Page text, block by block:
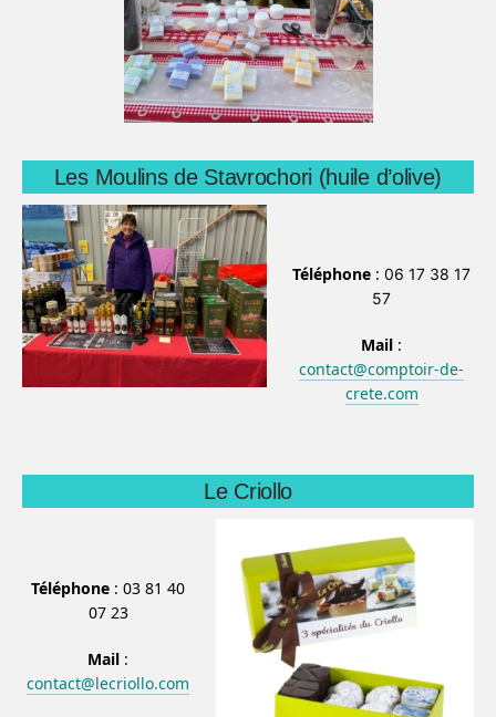
Les Moulins de Stavrochori (huile d’olive)
Téléphone : 06 17 38 17
57
Mail :
contact@comptoir-de-
crete.com
Le Criollo
Téléphone : 03 81 40
07 23
Mail :
contact@lecriollo.com